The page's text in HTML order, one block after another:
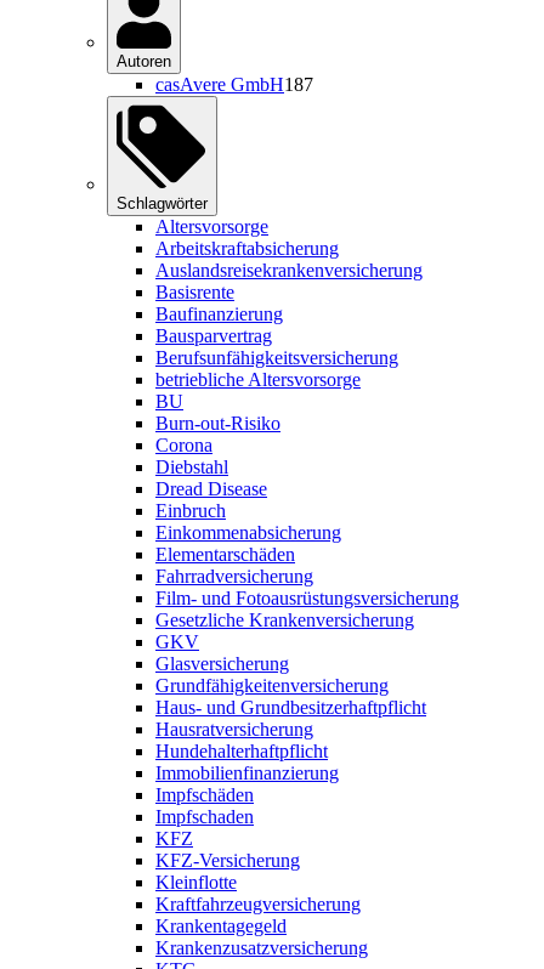
Autoren
casAvere GmbH187
Schlagwörter
Altersvorsorge
Arbeitskraftabsicherung
Auslandsreisekrankenversicherung
Basisrente
Baufinanzierung
Bausparvertrag
Berufsunfähigkeitsversicherung
betriebliche Altersvorsorge
BU
Burn-out-Risiko
Corona
Diebstahl
Dread Disease
Einbruch
Einkommenabsicherung
Elementarschäden
Fahrradversicherung
Film- und Fotoausrüstungsversicherung
Gesetzliche Krankenversicherung
GKV
Glasversicherung
Grundfähigkeitenversicherung
Haus- und Grundbesitzerhaftpflicht
Hausratversicherung
Hundehalterhaftpflicht
Immobilienfinanzierung
Impfschäden
Impfschaden
KFZ
KFZ-Versicherung
Kleinflotte
Kraftfahrzeugversicherung
Krankentagegeld
Krankenzusatzversicherung